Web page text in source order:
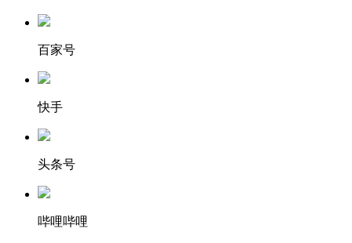
百家号
快手
头条号
哔哩哔哩